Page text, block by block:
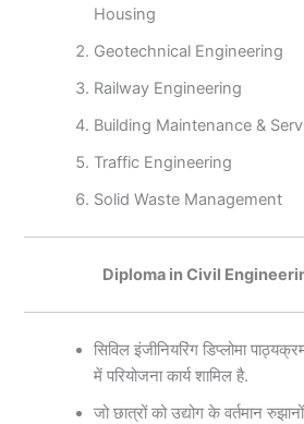
Housing
Geotechnical Engineering
Railway Engineering
Building Maintenance &
Traffic Engineering
Solid Waste Management
Diploma in Civil
सिविल इंजीनियरिंग डिप्लोमा
में परियोजना कार्य शामिल है.
जो छात्रों को उद्योग के वर्तमान